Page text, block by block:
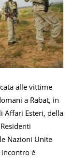
alle vittime
a Rabat, in
Affari Esteri, della
Nazioni Unite
è